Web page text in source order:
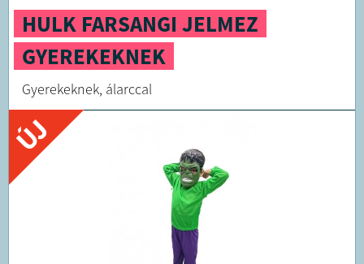
HULK FARSANGI JELMEZ
GYEREKEKNEK
Gyerekeknek, álarccal
ÚJ